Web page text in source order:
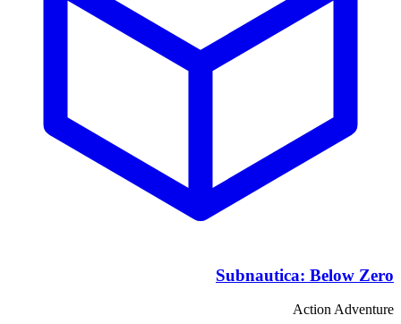
Subnautica: Below Zero
Action Adventure